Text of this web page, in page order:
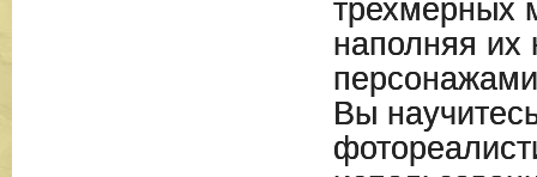
трехмерных
наполняя их
Вы